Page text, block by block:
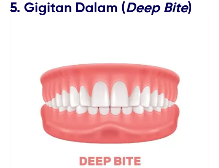
5. Gigitan Dalam (Deep Bite)